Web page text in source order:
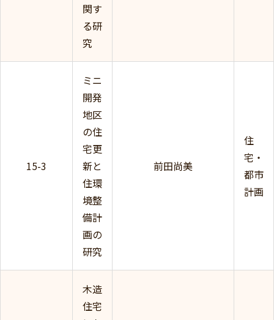
関す
る研
究
15-3
ミニ
開発
地区
の住
宅更
新と
住環
境整
備計
画の
研究
前田尚美
住
宅・
都市
計画
木造
住宅